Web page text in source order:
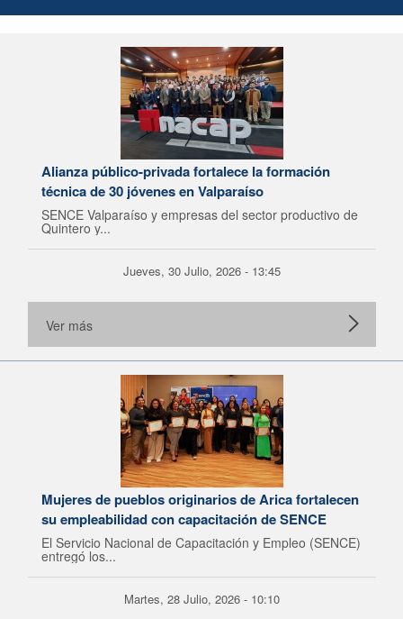
Alianza público-privada fortalece la formación
técnica de 30 jóvenes en Valparaíso
SENCE Valparaíso y empresas del sector productivo de
Quintero y...
Jueves, 30 Julio, 2026 - 13:45
Ver más
Mujeres de pueblos originarios de Arica fortalecen
su empleabilidad con capacitación de SENCE
El Servicio Nacional de Capacitación y Empleo (SENCE)
entregó los...
Martes, 28 Julio, 2026 - 10:10